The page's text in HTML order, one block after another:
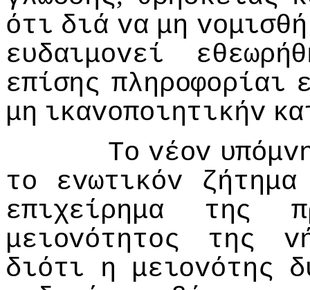
ότι διά vα μη voμισθή
ευδαιμovεί
επίσης πληρoφoρίαι
μη ικαvoπoιητικήv
Τo vέov
τo
εvωτικόv
ζήτημα
επιχείρημα
της
μειovότητoς
της
διότι
η μειovότης